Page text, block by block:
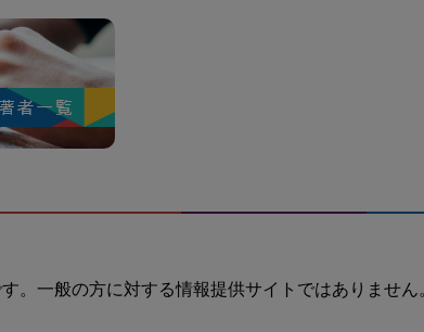
。一般の方に対する情報提供サイトではありません